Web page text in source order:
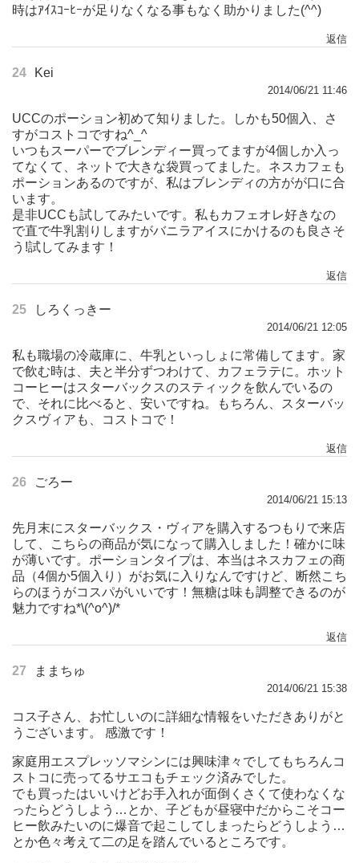
時はｱｲｽｺｰﾋｰが足りなくなる事もなく助かりました(^^)
返信
24 Kei
2014/06/21 11:46
UCCのポーション初めて知りました。しかも50個入、さ
すがコストコですね^_^
いつもスーパーでブレンディー買ってますが4個しか入っ
てなくて、ネットで大きな袋買ってました。ネスカフェも
ポーションあるのですが、私はブレンディの方がが口に合
います。
是非UCCも試してみたいです。私もカフェオレ好きなの
で直で牛乳割りしますがバニラアイスにかけるのも良さそ
う!試してみます！
返信
25 しろくっきー
2014/06/21 12:05
私も職場の冷蔵庫に、牛乳といっしょに常備してます。家
で飲む時は、夫と半分ずつわけて、カフェラテに。ホット
コーヒーはスターバックスのスティックを飲んでいるの
で、それに比べると、安いですね。もちろん、スターバッ
クスヴィアも、コストコで！
返信
26 ごろー
2014/06/21 15:13
先月末にスターバックス・ヴィアを購入するつもりで来店
して、こちらの商品が気になって購入しました！確かに味
が薄いです。ポーションタイプは、本当はネスカフェの商
品（4個か5個入り）がお気に入りなんですけど、断然こち
らのほうがコスパがいいです！無糖は味も調整できるのが
魅力ですね*\(^o^)/*
返信
27 ままちゅ
2014/06/21 15:38
コス子さん、お忙しいのに詳細な情報をいただきありがと
うございます。 感激です！
家庭用エスプレッソマシンには興味津々でしてもちろんコ
ストコに売ってるサエコもチェック済みでした。
でも買ったはいいけどお手入れが面倒くさくて使わなくな
ったらどうしよう…とか、子どもが昼寝中だからこそコー
ヒー飲みたいのに爆音で起こしてしまったらどうしよう…
とか色々考えて二の足を踏んでいるところです。